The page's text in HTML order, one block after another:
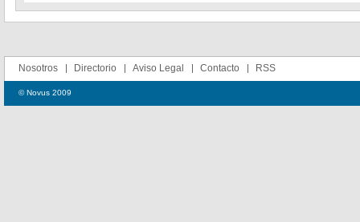
Nosotros Directorio Aviso Legal Contacto RSS
© Novus 2009